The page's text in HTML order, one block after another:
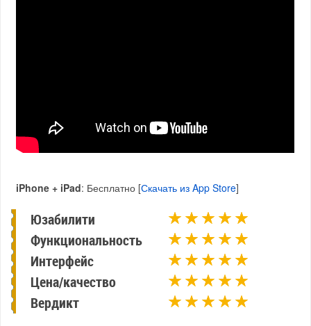
iPhone + iPad: Бесплатно [Скачать из App Store]
Юзабилити
Функциональность
Интерфейс
Цена/качество
Вердикт